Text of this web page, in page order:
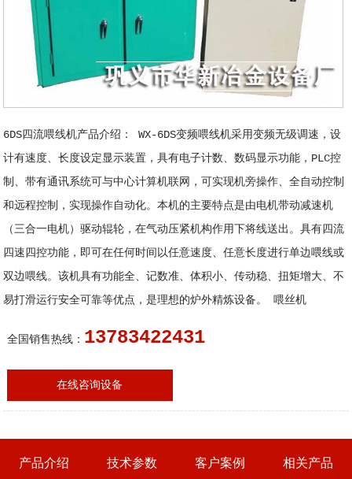
6DS四流喂线机产品介绍： WX-6DS变频喂线机采用变频无级调速，设
计有速度、长度设定显示装置，具有电子计数、数码显示功能，PLC控
制、带有通讯系统可与中心计算机联网，可实现机旁操作、全自动控制
和远程控制，实现操作自动化。本机的主要特点是由电机带动减速机
（三合一电机）驱动辊轮，在气动压紧机构作用下将线送出。具有四流
四速四控功能，即可在任何时间以任意速度、任意长度进行单边喂线或
双边喂线。该机具有功能全、记数准、体积小、传动稳、扭矩增大、不
易打滑运行安全可靠等优点，是理想的炉外精炼设备。 喂丝机
全国销售热线： 13783422431
在线咨询设备
产品介绍 技术参数 客户案例 相关产品